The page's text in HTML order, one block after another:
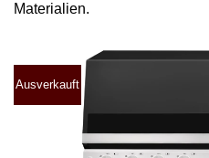
Materialien.
Ausverkauft